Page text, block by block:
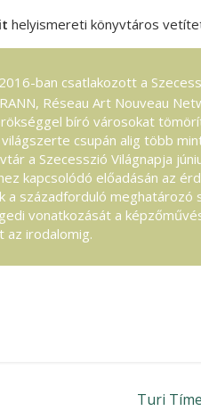
helyismereti könyvtáros
ban csatlakozott a
Réseau Art Nouveau
bíró városokat
csupán alig több
a Szecesszió Világnapja
kapcsolódó előadásán az
a századforduló meghatározó
vonatkozását a
az irodalomig.
Turi